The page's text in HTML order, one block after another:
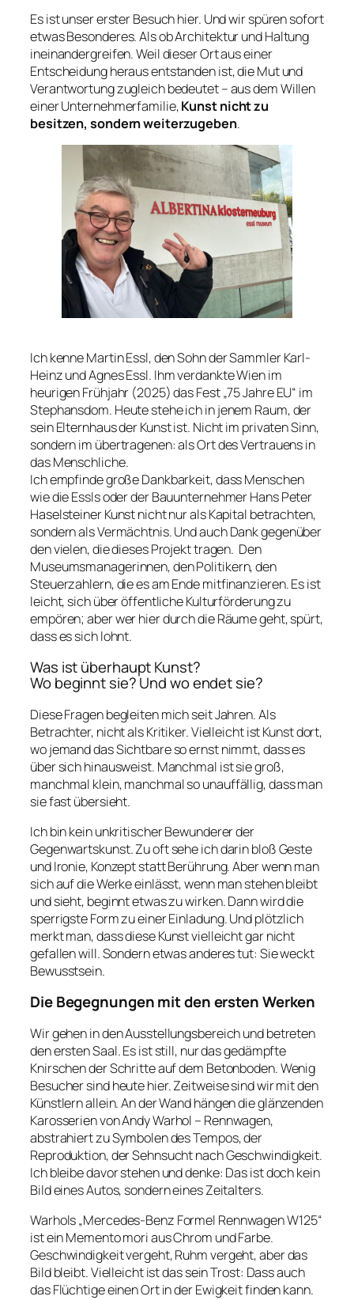
Es ist unser erster Besuch hier. Und wir spüren sofort
etwas Besonderes. Als ob Architektur und Haltung
ineinandergreifen. Weil dieser Ort aus einer
Entscheidung heraus entstanden ist, die Mut und
Verantwortung zugleich bedeutet – aus dem Willen
einer Unternehmerfamilie,Kunst nicht zu
besitzen, sondern weiterzugeben.
Ich kenne Martin Essl, den Sohn der Sammler Karl-
Heinz und Agnes Essl. Ihm verdankte Wien im
heurigen Frühjahr (2025) das Fest „75 Jahre EU“ im
Stephansdom. Heute stehe ich in jenem Raum, der
sein Elternhaus der Kunst ist. Nicht im privaten Sinn,
sondern im übertragenen: als Ort des Vertrauens in
das Menschliche.
Ich empfinde große Dankbarkeit, dass Menschen
wie die Essls oder der Bauunternehmer Hans Peter
Haselsteiner Kunst nicht nur als Kapital betrachten,
sondern als Vermächtnis. Und auch Dank gegenüber
den vielen, die dieses Projekt tragen. Den
Museumsmanagerinnen, den Politikern, den
Steuerzahlern, die es am Ende mitfinanzieren. Es ist
leicht, sich über öffentliche Kulturförderung zu
empören; aber wer hier durch die Räume geht, spürt,
dass es sich lohnt.
Was ist überhaupt Kunst?
Wo beginnt sie? Und wo endet sie?
Diese Fragen begleiten mich seit Jahren. Als
Betrachter, nicht als Kritiker. Vielleicht ist Kunst dort,
wo jemand das Sichtbare so ernst nimmt, dass es
über sich hinausweist. Manchmal ist sie groß,
manchmal klein, manchmal so unauffällig, dass man
sie fast übersieht.
Ich bin kein unkritischer Bewunderer der
Gegenwartskunst. Zu oft sehe ich darin bloß Geste
und Ironie, Konzept statt Berührung. Aber wenn man
sich auf die Werke einlässt, wenn man stehen bleibt
und sieht, beginnt etwas zu wirken. Dann wird die
sperrigste Form zu einer Einladung. Und plötzlich
merkt man, dass diese Kunst vielleicht gar nicht
gefallen will. Sondern etwas anderes tut: Sie weckt
Bewusstsein.
Die Begegnungen mit den ersten Werken
Wir gehen in den Ausstellungsbereich und betreten
den ersten Saal. Es ist still, nur das gedämpfte
Knirschen der Schritte auf dem Betonboden. Wenig
Besucher sind heute hier. Zeitweise sind wir mit den
Künstlern allein. An der Wand hängen die glänzenden
Karosserien von Andy Warhol – Rennwagen,
abstrahiert zu Symbolen des Tempos, der
Reproduktion, der Sehnsucht nach Geschwindigkeit.
Ich bleibe davor stehen und denke: Das ist doch kein
Bild eines Autos, sondern eines Zeitalters.
Warhols „Mercedes-Benz Formel Rennwagen W125“
ist ein Memento mori aus Chrom und Farbe.
Geschwindigkeit vergeht, Ruhm vergeht, aber das
Bild bleibt. Vielleicht ist das sein Trost: Dass auch
das Flüchtige einen Ort in der Ewigkeit finden kann.